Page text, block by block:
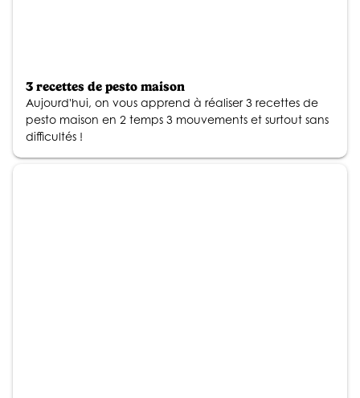
3 recettes de pesto maison
Aujourd'hui, on vous apprend à réaliser 3 recettes de
pesto maison en 2 temps 3 mouvements et surtout sans
difficultés !